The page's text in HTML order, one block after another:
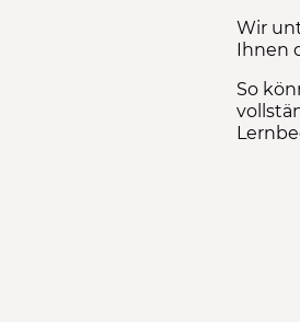
Wir
Ihnen
So